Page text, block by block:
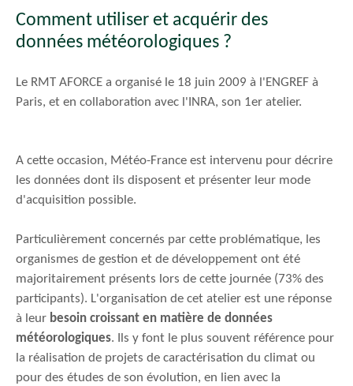
Comment utiliser et acquérir des
données météorologiques ?
Le RMT AFORCE a organisé le 18 juin 2009 à l'ENGREF à
Paris, et en collaboration avec l'INRA, son 1er atelier.
A cette occasion, Météo-France est intervenu pour décrire
les données dont ils disposent et présenter leur mode
d'acquisition possible.
Particulièrement concernés par cette problématique, les
organismes de gestion et de développement ont été
majoritairement présents lors de cette journée (73% des
participants). L'organisation de cet atelier est une réponse
à leur besoin croissant en matière de données
météorologiques. Ils y font le plus souvent référence pour
la réalisation de projets de caractérisation du climat ou
pour des études de son évolution, en lien avec la